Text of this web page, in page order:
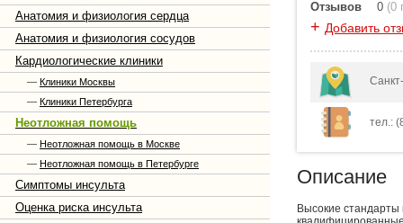
Анатомия и физиология сердца
Анатомия и физиология сосудов
Кардиологические клиники
— Клиники Москвы
— Клиники Петербурга
Неотложная помощь
— Неотложная помощь в Москве
— Неотложная помощь в Петербурге
Симптомы инсульта
Оценка риска инсульта
Отзывов
0 (0
+ Добавить
тел.:
Описание
Высокие